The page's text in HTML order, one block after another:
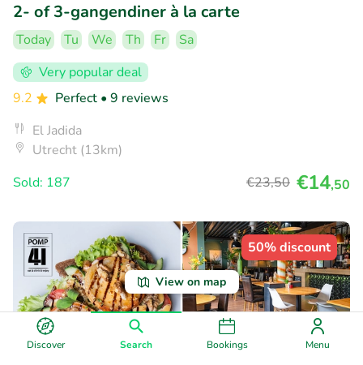
Discover Search Bookings Menu
View on map
2- of 3-gangendiner à la carte
Today Tu We Th Fr
Sa
Very popular deal
9.2
Perfect • 9 reviews
El Jadida
Utrecht (13km)
Sold: 187
€23,50 €14,50
50% discount